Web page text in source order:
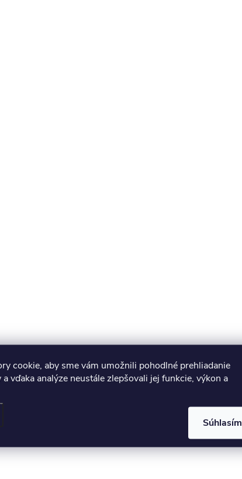
cookie, aby sme vám umožnili pohodlné prehliadanie
vďaka analýze neustále zlepšovali jej funkcie, výkon a
Súhlasím